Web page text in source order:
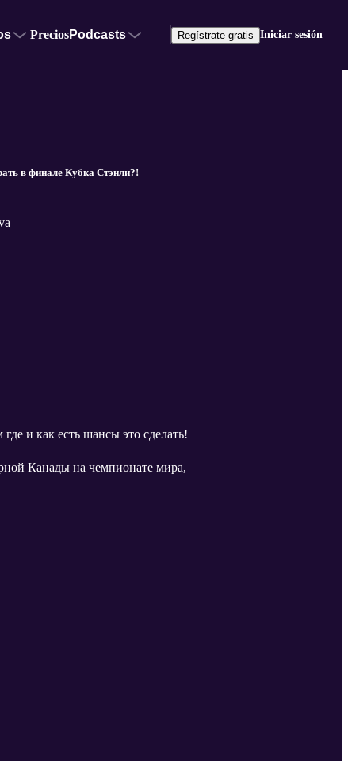
PreciosPodcasts Regístrate gratis Iniciar sesión
в финале Кубка Стэнли?!
и как есть шансы это сделать!
Канады на чемпионате мира,